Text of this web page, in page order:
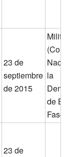
23 de
septiembre
de 2015
Militar
la
de
Faso)
23 de